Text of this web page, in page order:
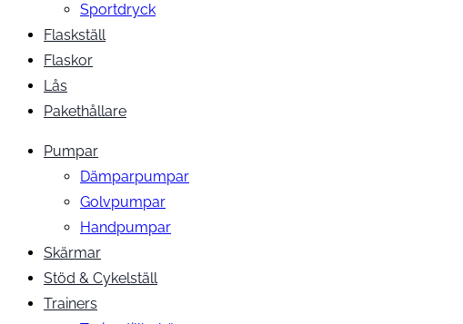
Sportdryck
Flaskställ
Flaskor
Lås
Pakethållare
Pumpar
Dämparpumpar
Golvpumpar
Handpumpar
Skärmar
Stöd & Cykelställ
Trainers